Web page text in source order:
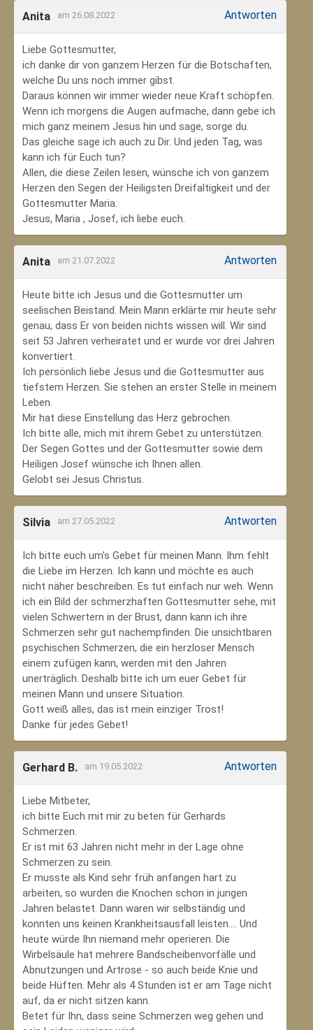
Anita am 26.08.2022 Antworten
Liebe Gottesmutter,
ich danke dir von ganzem Herzen für die Botschaften,
welche Du uns noch immer gibst.
Daraus können wir immer wieder neue Kraft schöpfen.
Wenn ich morgens die Augen aufmache, dann gebe ich
mich ganz meinem Jesus hin und sage, sorge du.
Das gleiche sage ich auch zu Dir. Und jeden Tag, was
kann ich für Euch tun?
Allen, die diese Zeilen lesen, wünsche ich von ganzem
Herzen den Segen der Heiligsten Dreifaltigkeit und der
Gottesmutter Maria.
Jesus, Maria , Josef, ich liebe euch.
Anita am 21.07.2022 Antworten
Heute bitte ich Jesus und die Gottesmutter um
seelischen Beistand. Mein Mann erklärte mir heute sehr
genau, dass Er von beiden nichts wissen will. Wir sind
seit 53 Jahren verheiratet und er wurde vor drei Jahren
konvertiert.
Ich persönlich liebe Jesus und die Gottesmutter aus
tiefstem Herzen. Sie stehen an erster Stelle in meinem
Leben.
Mir hat diese Einstellung das Herz gebrochen.
Ich bitte alle, mich mit ihrem Gebet zu unterstützen.
Der Segen Gottes und der Gottesmutter sowie dem
Heiligen Josef wünsche ich Ihnen allen.
Gelobt sei Jesus Christus.
Silvia am 27.05.2022 Antworten
Ich bitte euch um's Gebet für meinen Mann. Ihm fehlt
die Liebe im Herzen. Ich kann und möchte es auch
nicht näher beschreiben. Es tut einfach nur weh. Wenn
ich ein Bild der schmerzhaften Gottesmutter sehe, mit
vielen Schwertern in der Brust, dann kann ich ihre
Schmerzen sehr gut nachempfinden. Die unsichtbaren
psychischen Schmerzen, die ein herzloser Mensch
einem zufügen kann, werden mit den Jahren
unerträglich. Deshalb bitte ich um euer Gebet für
meinen Mann und unsere Situation.
Gott weiß alles, das ist mein einziger Trost!
Danke für jedes Gebet!
Gerhard B. am 19.05.2022 Antworten
Liebe Mitbeter,
ich bitte Euch mit mir zu beten für Gerhards
Schmerzen.
Er ist mit 63 Jahren nicht mehr in der Lage ohne
Schmerzen zu sein.
Er musste als Kind sehr früh anfangen hart zu
arbeiten, so wurden die Knochen schon in jungen
Jahren belastet. Dann waren wir selbständig und
konnten uns keinen Krankheitsausfall leisten.... Und
heute würde Ihn niemand mehr operieren. Die
Wirbelsäule hat mehrere Bandscheibenvorfälle und
Abnutzungen und Artrose - so auch beide Knie und
beide Hüften. Mehr als 4 Stunden ist er am Tage nicht
auf, da er nicht sitzen kann.
Betet für Ihn, dass seine Schmerzen weg gehen und